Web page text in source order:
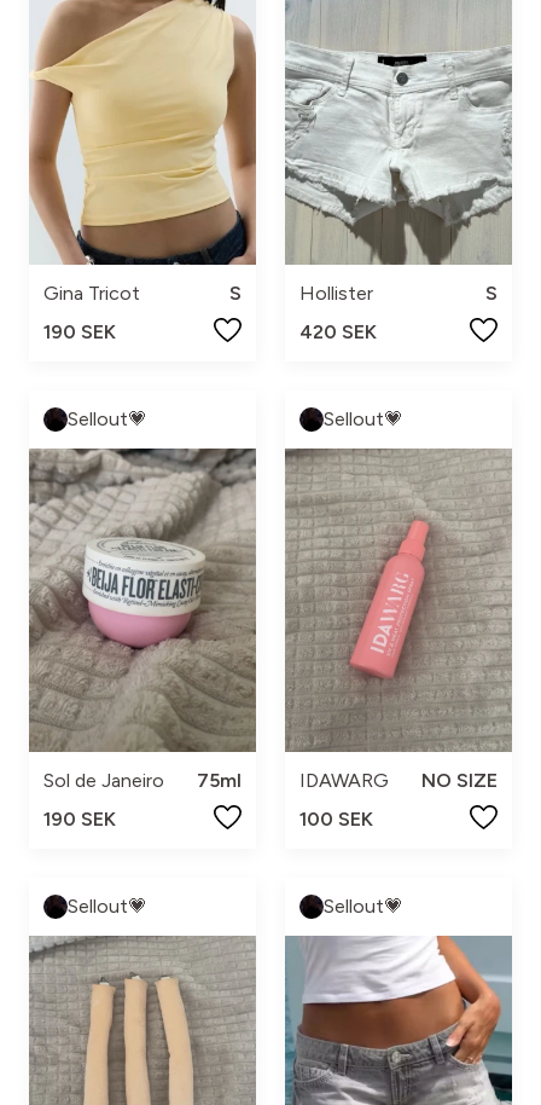
Gina Tricot
S
190 SEK
Hollister
S
420 SEK
Sellout💗
Sol de Janeiro
75ml
190 SEK
Sellout💗
IDAWARG
NO SIZE
100 SEK
Sellout💗 Sellout💗